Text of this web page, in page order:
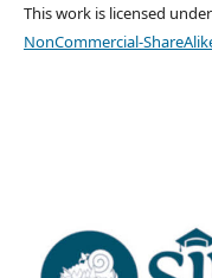
This work is licensed
NonCommercial-